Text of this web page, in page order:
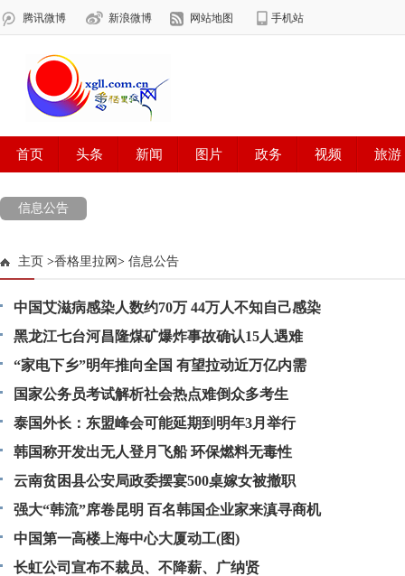
信息公告
主页 >香格里拉网 > 信息公告
中国艾滋病感染人数约70万 44万人不知自己感染
黑龙江七台河昌隆煤矿爆炸事故确认15人遇难
“家电下乡”明年推向全国 有望拉动近万亿内需
国家公务员考试解析社会热点难倒众多考生
泰国外长：东盟峰会可能延期到明年3月举行
韩国称开发出无人登月飞船 环保燃料无毒性
云南贫困县公安局政委摆宴500桌嫁女被撤职
强大“韩流”席卷昆明 百名韩国企业家来滇寻商机
中国第一高楼上海中心大厦动工(图)
长虹公司宣布不裁员、不降薪、广纳贤